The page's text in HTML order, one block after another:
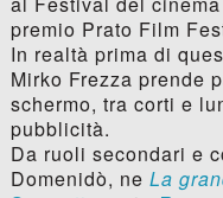
premio Prato Film
In realtà prima di
Mirko Frezza prende
schermo, tra corti e
pubblicità.
Da ruoli secondari e
Domenidò, ne La